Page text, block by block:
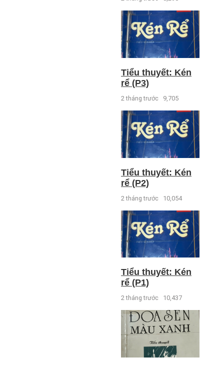
Tiểu thuyết: Kén
rể (P3)
2 tháng trước 9,705
Tiểu thuyết: Kén
rể (P2)
2 tháng trước 10,054
Tiểu thuyết: Kén
rể (P1)
2 tháng trước 10,437